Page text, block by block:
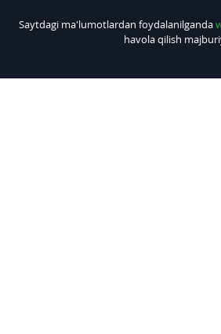
Saytdagi ma'lumotlardan foydalanilganda
havola qilish